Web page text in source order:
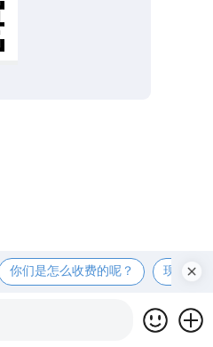
你们是怎么收费的呢？ 现在有